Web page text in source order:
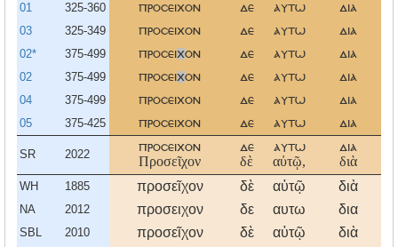
01 325-360 προσειχον δε αυτω δια
03 325-349 προσειχον δε αυτω δια
02* 375-499 προσειχον δε αυτω δια
02 375-499 προσειχον δε αυτω δια
04 375-499 προσειχον δε αυτω δια
05 375-425 προσειχον δε αυτω δια
SR 2022
προσειχον
Προσεῖχον
δε
δὲ
αυτω
αὐτῷ,
δια
διὰ
WH 1885 προσεῖχον δὲ αὐτῷ διὰ
NA 2012 προσειχον δε αυτω δια
SBL 2010 προσεῖχον δὲ αὐτῷ διὰ